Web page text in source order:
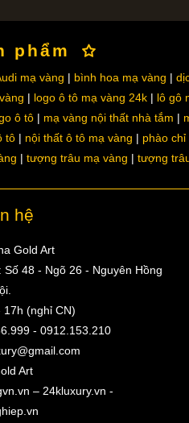
phẩm
mạ vàng bình hoa mạ vàng
logo ô tô mạ vàng 24k
lô gô
ô tô mạ vàng nội thất nhà tắm
tô nội thất ô tô mạ vàng
phào chỉ
tượng trâu mạ vàng tượng
hệ
Gold Art
48 - Ngõ 26 - Nguyên Hồng
(nghỉ CN)
- 0912.153.210
Art
– 24kluxury.vn -